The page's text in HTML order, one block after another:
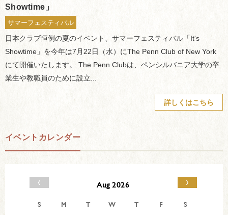
Showtime」
サマーフェスティバル
日本クラブ恒例の夏のイベント、サマーフェスティバル「It's
Showtime」を今年は7月22日（水）にThe Penn Club of New York
にて開催いたします。 The Penn Clubは、ペンシルバニア大学の卒
業生や教職員のために設立...
詳しくはこちら
イベントカレンダー
‹ Aug 2026 ›
S M T W T F
S